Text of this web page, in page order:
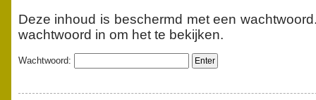
man
man
Deze inhoud is beschermd met een
wachtwoord in om het te bekijken.
Wachtwoord: